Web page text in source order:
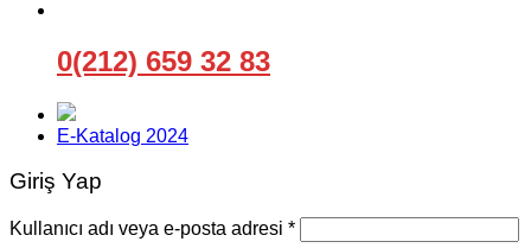
0(212) 659 32 83
E-Katalog 2024
Giriş Yap
Kullanıcı adı veya e-posta adresi *Gerekli